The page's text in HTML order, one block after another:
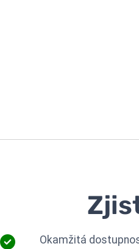
Okamžitá